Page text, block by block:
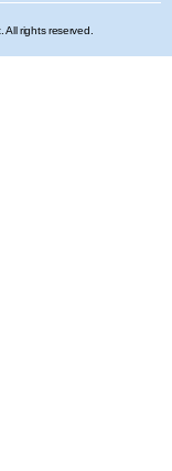
rights reserved.